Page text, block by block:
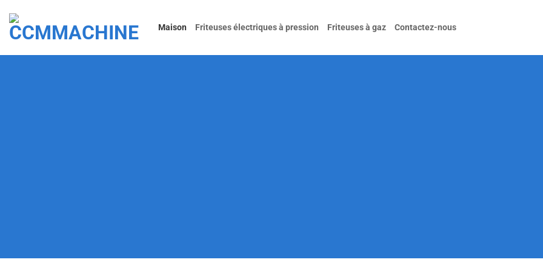
au
contenu
Maison Friteuses électriques à pression Friteuses à gaz Contactez-nous